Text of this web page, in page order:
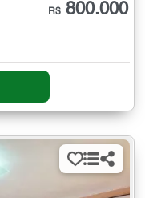
R$ 800.000